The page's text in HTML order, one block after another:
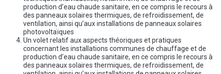
production d’eau chaude sanitaire, en ce compris le recours à
des panneaux solaires thermiques, de refroidissement, de
ventilation, ainsi qu’aux installations de panneaux solaires
photovoltaïques
Un volet relatif aux aspects théoriques et pratiques
concernant les installations communes de chauffage et de
production d’eau chaude sanitaire, en ce compris le recours à
des panneaux solaires thermiques, de refroidissement, de